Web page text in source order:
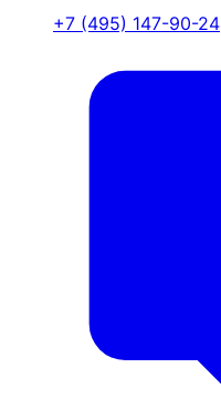
+7 (495) 147-90-24